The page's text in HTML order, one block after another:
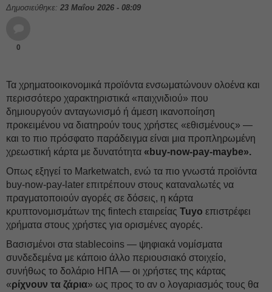
Δημοσιεύθηκε: 23 Μαΐου 2026 - 08:09
0
Τα χρηματοοικονομικά προϊόντα ενσωματώνουν ολοένα και
περισσότερο χαρακτηριστικά «παιχνιδιού» που
δημιουργούν ανταγωνισμό ή άμεση ικανοποίηση
προκειμένου να διατηρούν τους χρήστες «εθισμένους» —
και το πιο πρόσφατο παράδειγμα είναι μια προπληρωμένη
χρεωστική κάρτα με δυνατότητα «buy-now-pay-maybe».
Οπως εξηγεί το Marketwatch, ενώ τα πιο γνωστά προϊόντα
buy-now-pay-later επιτρέπουν στους καταναλωτές να
πραγματοποιούν αγορές σε δόσεις, η κάρτα
κρυπτονομισμάτων της fintech εταιρείας Tuyo επιστρέφει
χρήματα στους χρήστες για ορισμένες αγορές.
Βασισμένοι στα stablecoins — ψηφιακά νομίσματα
συνδεδεμένα με κάποιο άλλο περιουσιακό στοιχείο,
συνήθως το δολάριο ΗΠΑ — οι χρήστες της κάρτας
«ρίχνουν τα ζάρια» ως προς το αν ο λογαριασμός τους θα